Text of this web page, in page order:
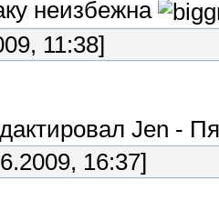
неизбежна
11:38]
Jen -
16:37]